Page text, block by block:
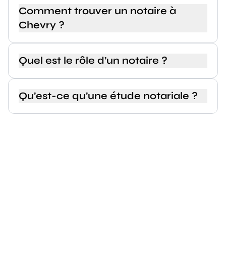
Comment trouver un notaire à
Chevry ?
Quel est le rôle d’un notaire ?
Qu’est-ce qu’une étude notariale ?